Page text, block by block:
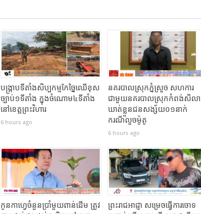
បង្រ្កាបទីតាំងសិប្បកម្មកែច្នៃឈើខុស
ច្បាប់១ទីតាំង ក្នុងចំណោម៤ទីតាំង
នៅខេត្តព្រះវិហារ
6 hours ago
នគរបាលស្រុកភ្នំស្រួច សហការ
ជាមួយនគរបាលស្រុកកំពង់សិលា
ឃាត់ខ្លួនជនសង្ស័យ០១នាក់
ករណីលួចម៉ូតូ
6 hours ago
កូនកាហ្វេចំនួនប្រាំមួយពាន់ដើម ត្រូវ
ព្រះរាជអាជ្ញា សម្រេចធ្វើការចោទ